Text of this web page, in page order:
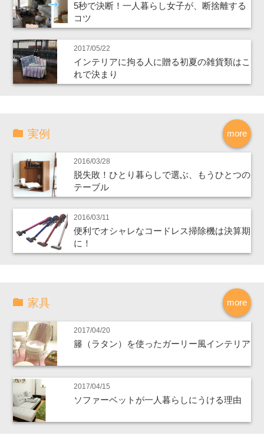
5秒で決断！一人暮らし女子が、断捨離する
コツ
2017/05/22
インテリアに拘る人に贈る初夏の雑貨類はこ
れで決まり
more
実例
2016/03/28
脱失敗！ひとり暮らしで選ぶ、もうひとつの
テーブル
2016/03/11
便利でオシャレなコードレス掃除機は決算期
に！
more
家具
2017/04/20
籐（ラタン）を使ったガーリー風インテリア
2017/04/15
ソファーベットが一人暮らしにうける理由